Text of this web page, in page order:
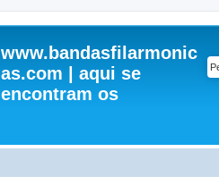
www.bandasfilarmonic
as.com | aqui se
encontram os